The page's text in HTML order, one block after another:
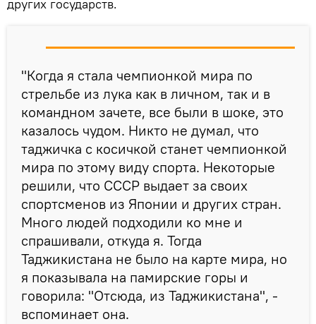
других государств.
"Когда я стала чемпионкой мира по
стрельбе из лука как в личном, так и в
командном зачете, все были в шоке, это
казалось чудом. Никто не думал, что
таджичка с косичкой станет чемпионкой
мира по этому виду спорта. Некоторые
решили, что СССР выдает за своих
спортсменов из Японии и других стран.
Много людей подходили ко мне и
спрашивали, откуда я. Тогда
Таджикистана не было на карте мира, но
я показывала на памирские горы и
говорила: "Отсюда, из Таджикистана", -
вспоминает она.